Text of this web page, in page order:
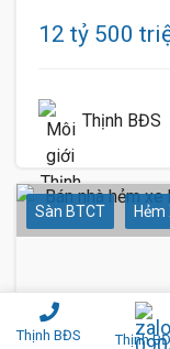
Thịnh BĐS Thịnh
12 tỷ 500
Thịnh BĐS
Sàn BTCT Hẻm